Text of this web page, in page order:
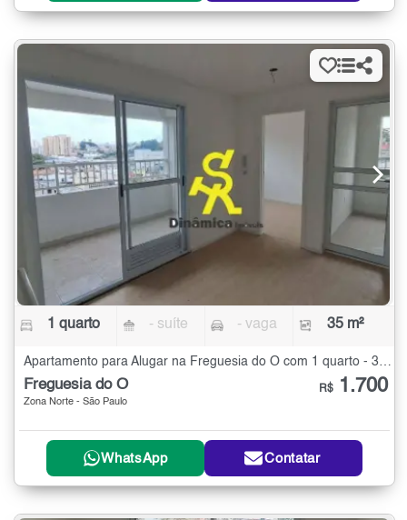
1 quarto - suíte - vaga 35 m²
Apartamento para Alugar na Freguesia do Ó com 1 quarto - 35 m²
Freguesia do Ó
Zona Norte - São Paulo
R$ 1.700
WhatsApp Contatar